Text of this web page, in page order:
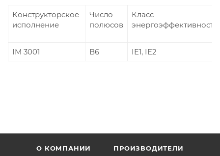
Конструкторское
исполнение
Число
полюсов
Класс
энергоэффективности
IM 3001 В6 IE1, IE2
О КОМПАНИИ ПРОИЗВОДИТЕЛИ